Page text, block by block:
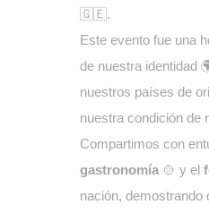
🇬🇪.
Este evento fue una
de nuestra identidad
nuestros países de
nuestra condición de
Compartimos con
gastronomía 🍲 y el
nación, demostrando